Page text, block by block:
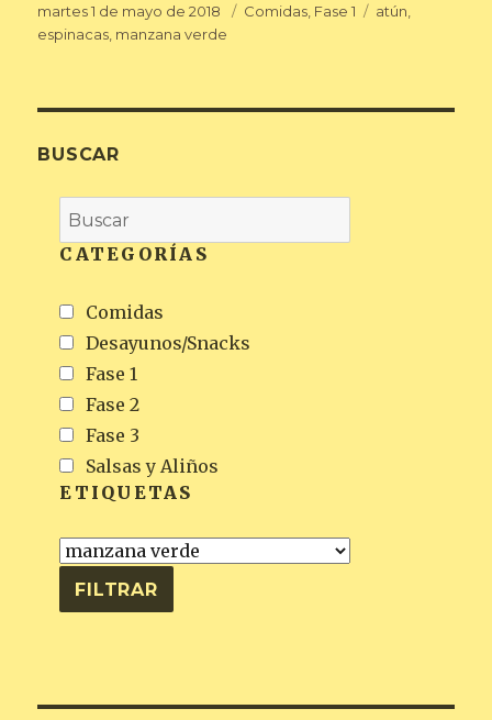
Publicado
el
martes 1 de mayo de 2018 Categorías
Comidas, Fase 1 Etiquetas
atún,
espinacas, manzana verde
BUSCAR
CATEGORÍAS
Comidas
Desayunos/Snacks
Fase 1
Fase 2
Fase 3
Salsas y Aliños
ETIQUETAS